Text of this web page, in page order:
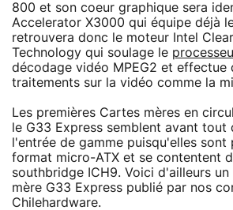
800 et son coeur graphique sera
Accelerator X3000 qui équipe déjà
retrouvera donc le moteur Intel
Technology qui soulage le
décodage vidéo MPEG2 et effectue
traitements sur la vidéo comme la
Les premières Cartes mères en
le G33 Express semblent avant tout
l'entrée de gamme puisqu'elles
format micro-ATX et se contentent
southbridge ICH9. Voici d'ailleurs
mère G33 Express publié par nos
Chilehardware.